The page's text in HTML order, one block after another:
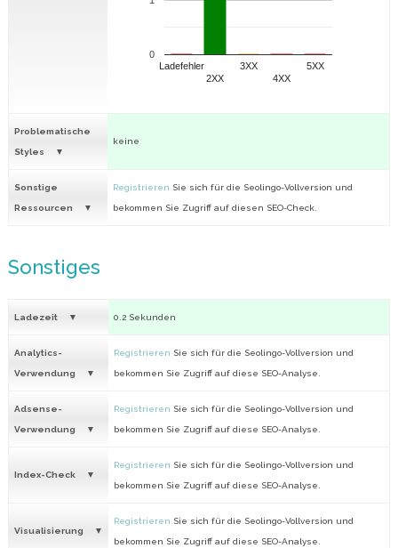
Ladefehler
2XX
3XX
4XX
5XX
0
Problematische
Styles
keine
Sonstige
Ressourcen
Registrieren Sie sich für die Seolingo-Vollversion und
bekommen Sie Zugriff auf diesen SEO-Check.
Sonstiges
Ladezeit 0.2 Sekunden
Analytics-
Verwendung
Registrieren Sie sich für die Seolingo-Vollversion und
bekommen Sie Zugriff auf diese SEO-Analyse.
Adsense-
Verwendung
Registrieren Sie sich für die Seolingo-Vollversion und
bekommen Sie Zugriff auf diese SEO-Analyse.
Index-Check
Registrieren Sie sich für die Seolingo-Vollversion und
bekommen Sie Zugriff auf diese SEO-Analyse.
Visualisierung
Registrieren Sie sich für die Seolingo-Vollversion und
bekommen Sie Zugriff auf diese SEO-Analyse.